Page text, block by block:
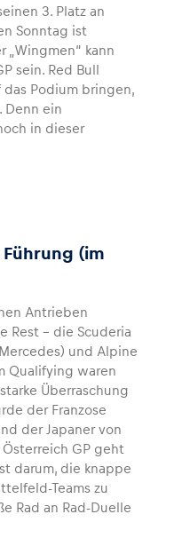
3. Platz an
Sonntag ist
„Wingmen“ kann
sein. Red Bull
das Podium bringen,
Denn ein
in dieser
(im
Antrieben
Rest – die Scuderia
und Alpine
Qualifying waren
Überraschung
der Franzose
der Japaner von
Österreich GP geht
darum, die knappe
Teams zu
Rad an Rad-Duelle